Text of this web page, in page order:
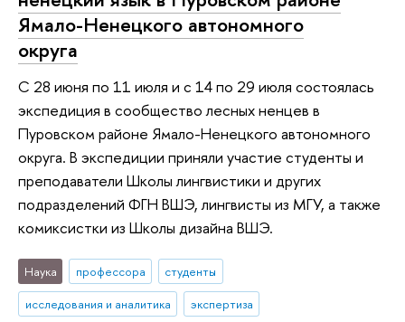
Ямало-Ненецкого автономного
округа
С 28 июня по 11 июля и с 14 по 29 июля состоялась
экспедиция в сообщество лесных ненцев в
Пуровском районе Ямало-Ненецкого автономного
округа. В экспедиции приняли участие студенты и
преподаватели Школы лингвистики и других
подразделений ФГН ВШЭ, лингвисты из МГУ, а также
комиксистки из Школы дизайна ВШЭ.
Наука профессора
студенты
исследования и аналитика
экспертиза